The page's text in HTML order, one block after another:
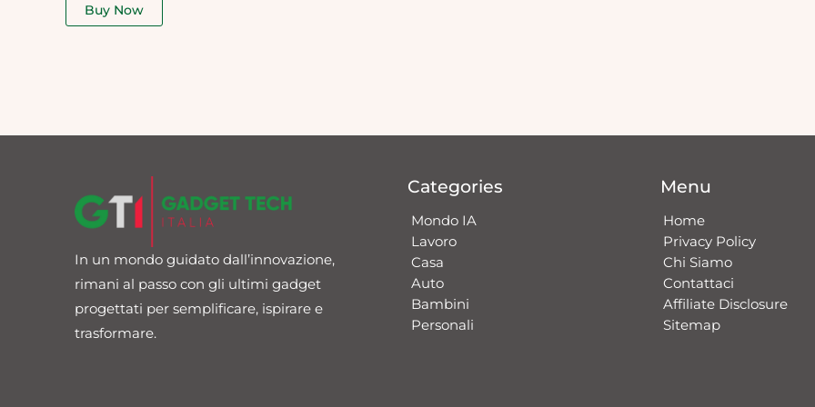
Buy Now
In un mondo guidato dall’innovazione,
rimani al passo con gli ultimi gadget
progettati per semplificare, ispirare e
trasformare.
Categories
Mondo IA
Lavoro
Casa
Auto
Bambini
Personali
Menu
Home
Privacy Policy
Chi Siamo
Contattaci​
Affiliate Disclosure
Sitemap